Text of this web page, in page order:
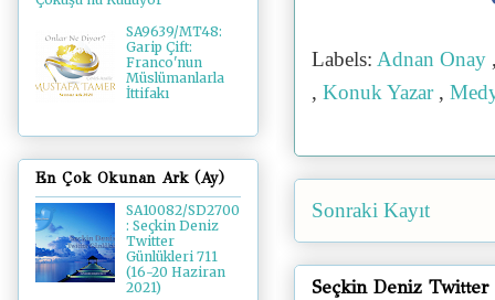
Labels: Adnan Onay
, Konuk Yazar ,
Sonraki Kayıt
Seçkin Deniz Twitter
SA9639/MT48:
Garip Çift:
Franco'nun
Müslümanlarla
İttifakı
En Çok Okunan Ark (Ay)
SA10082/SD2700
: Seçkin Deniz
Twitter
Günlükleri 711
(16-20 Haziran
2021)